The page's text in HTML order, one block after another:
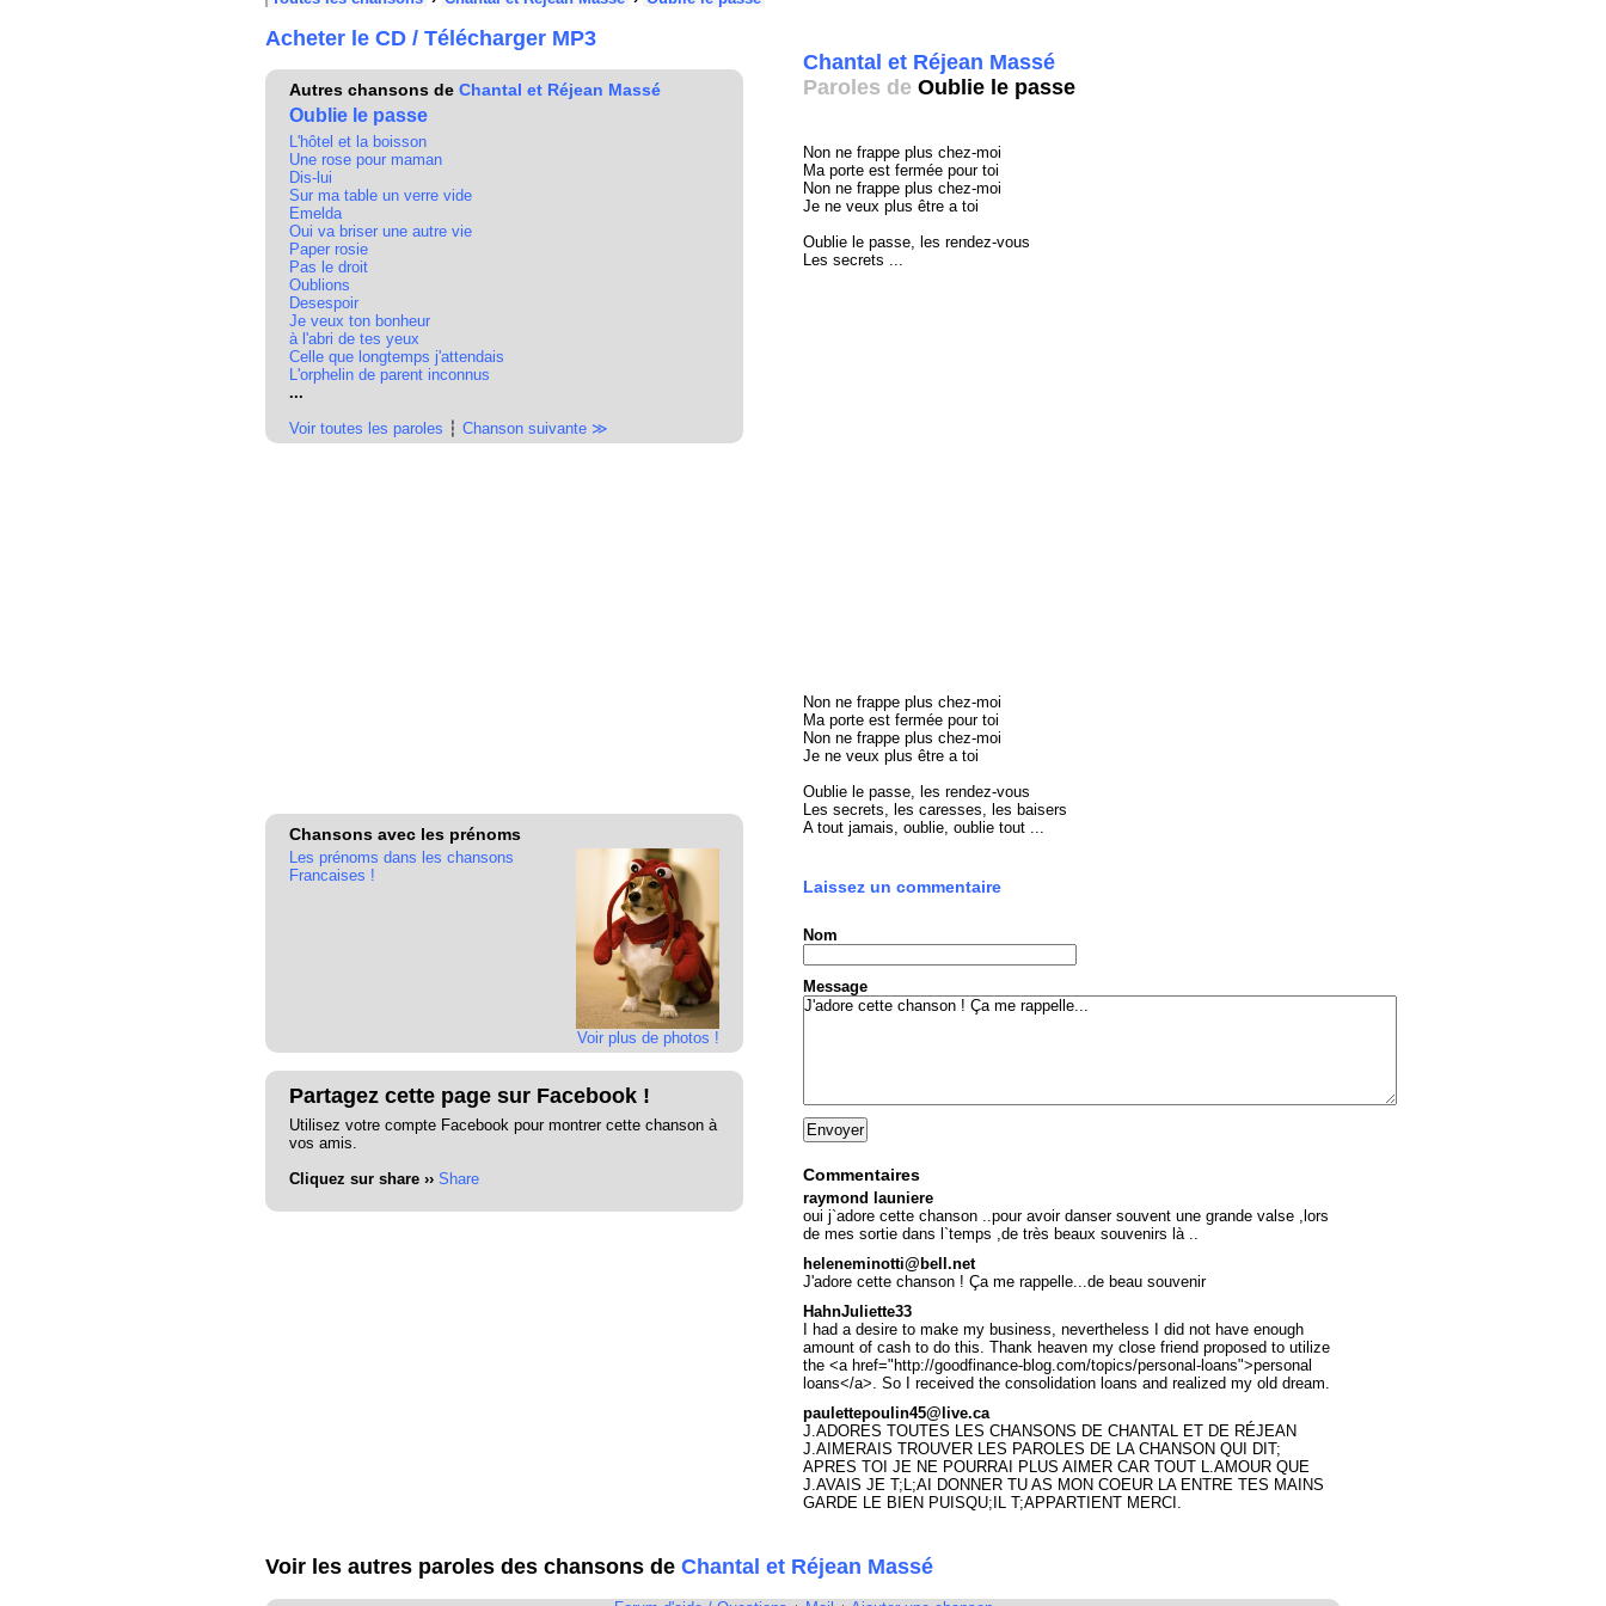
Acheter le CD / Télécharger MP3
Autres chansons de Chantal et Réjean Massé
Oublie le passe
L'hôtel et la boisson
Une rose pour maman
Dis-lui
Sur ma table un verre vide
Emelda
Oui va briser une autre vie
Paper rosie
Pas le droit
Oublions
Desespoir
Je veux ton bonheur
à l'abri de tes yeux
Celle que longtemps j'attendais
L'orphelin de parent inconnus
...
Voir toutes les paroles ┆ Chanson suivante ≫
Chansons avec les prénoms
Voir plus de photos !
Les prénoms dans les chansons
Francaises !
Partagez cette page sur Facebook !
Utilisez votre compte Facebook pour montrer cette chanson à
vos amis.
Cliquez sur share ›› Share
Chantal et Réjean Massé
Paroles de Oublie le passe
Non ne frappe plus chez-moi
Ma porte est fermée pour toi
Non ne frappe plus chez-moi
Je ne veux plus être a toi
Oublie le passe, les rendez-vous
Les secrets ...
Non ne frappe plus chez-moi
Ma porte est fermée pour toi
Non ne frappe plus chez-moi
Je ne veux plus être a toi
Oublie le passe, les rendez-vous
Les secrets, les caresses, les baisers
A tout jamais, oublie, oublie tout ...
Laissez un commentaire
Nom
Message
Commentaires
raymond launiere
oui j`adore cette chanson ..pour avoir danser souvent une grande valse ,lors
de mes sortie dans l`temps ,de très beaux souvenirs là ..
heleneminotti@bell.net
J'adore cette chanson ! Ça me rappelle...de beau souvenir
HahnJuliette33
I had a desire to make my business, nevertheless I did not have enough
amount of cash to do this. Thank heaven my close friend proposed to utilize
the <a href="http://goodfinance-blog.com/topics/personal-loans">personal
loans</a>. So I received the consolidation loans and realized my old dream.
paulettepoulin45@live.ca
J.ADORES TOUTES LES CHANSONS DE CHANTAL ET DE RÉJEAN
J.AIMERAIS TROUVER LES PAROLES DE LA CHANSON QUI DIT;
APRES TOI JE NE POURRAI PLUS AIMER CAR TOUT L.AMOUR QUE
J.AVAIS JE T;L;AI DONNER TU AS MON COEUR LA ENTRE TES MAINS
GARDE LE BIEN PUISQU;IL T;APPARTIENT MERCI.
Voir les autres paroles des chansons de Chantal et Réjean Massé